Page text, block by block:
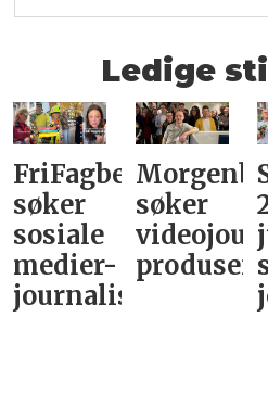
Ledige
FriFagbevegelse
søker
sosiale
medier-
journalist
søker